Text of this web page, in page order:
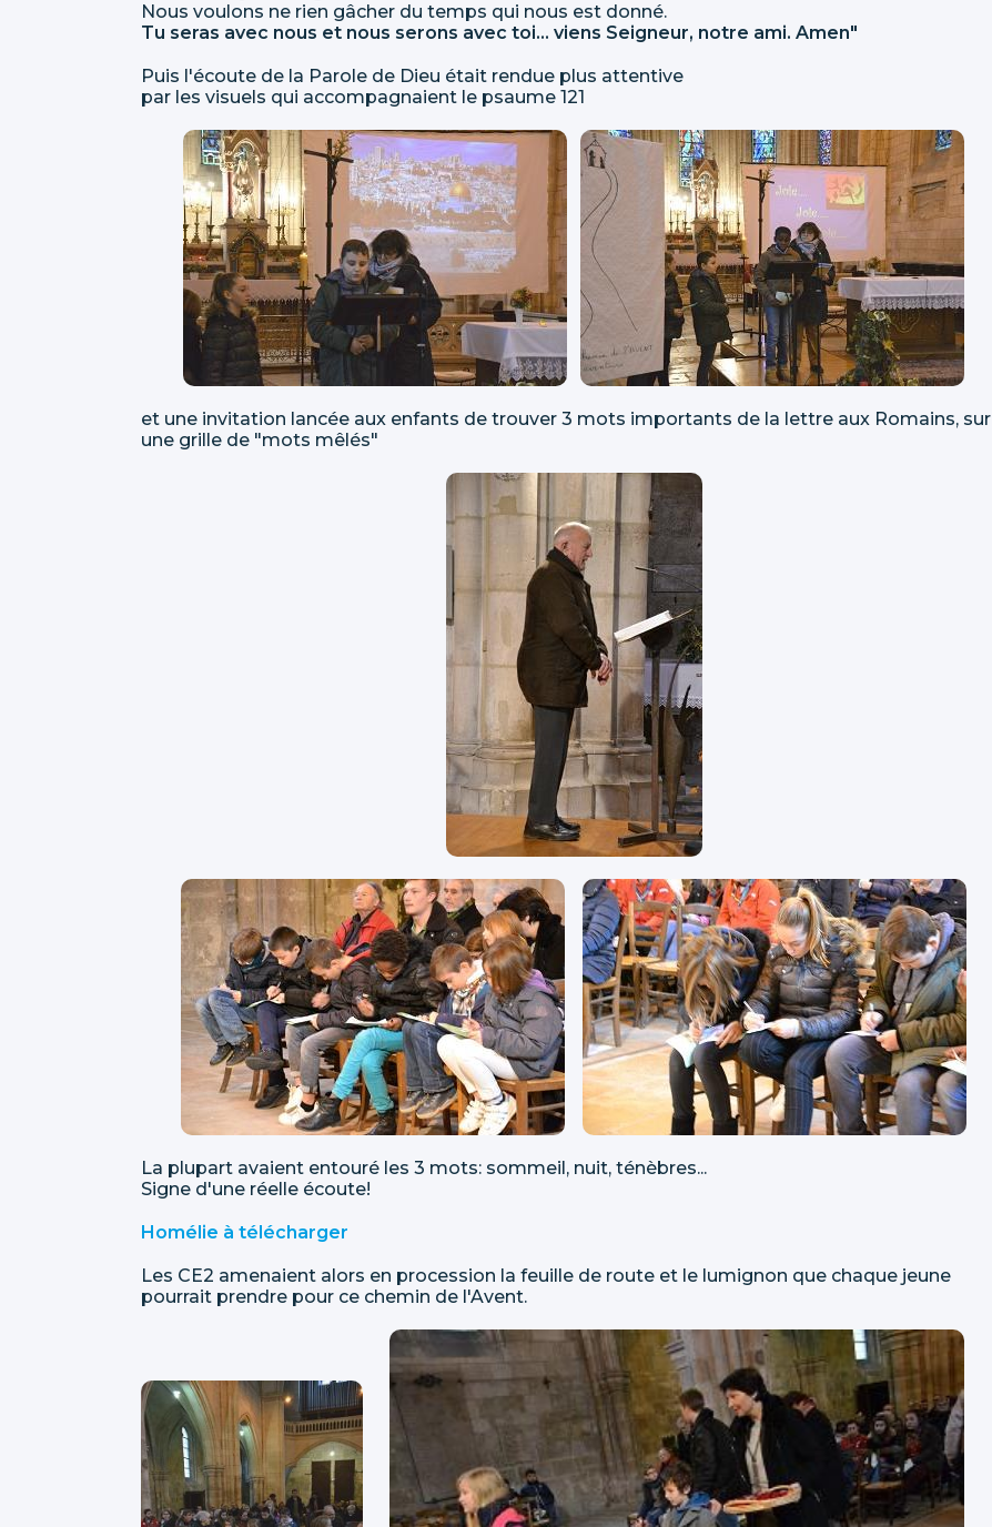
Nous voulons ne rien gâcher du temps qui nous est donné.
Tu seras avec nous et nous serons avec toi… viens Seigneur, notre ami. Amen"
Puis l'écoute de la Parole de Dieu était rendue plus attentive
par les visuels qui accompagnaient le psaume 121
et une invitation lancée aux enfants de trouver 3 mots importants de la lettre aux Romains, sur
une grille de "mots mêlés"
La plupart avaient entouré les 3 mots: sommeil, nuit, ténèbres...
Signe d'une réelle écoute!
Homélie à télécharger
Les CE2 amenaient alors en procession la feuille de route et le lumignon que chaque jeune
pourrait prendre pour ce chemin de l'Avent.